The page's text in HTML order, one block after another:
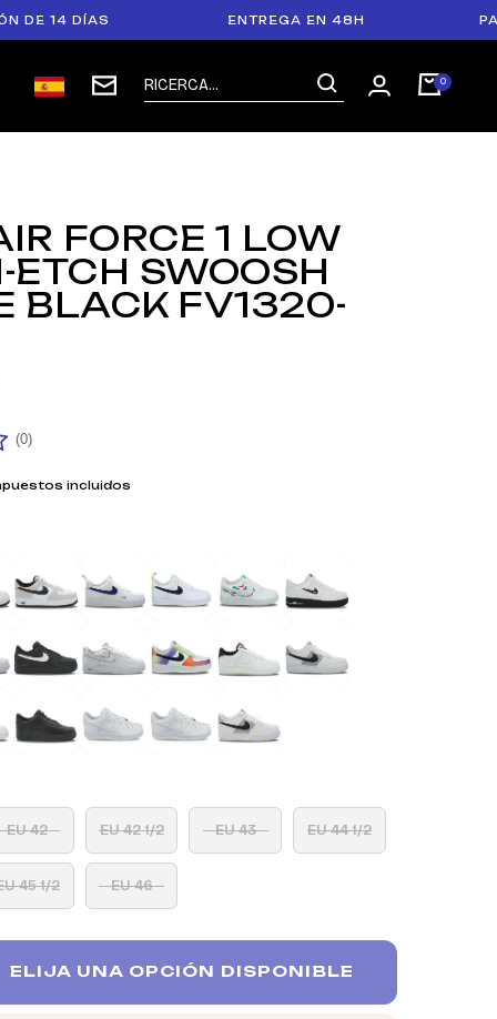
DÍAS ENTREGA EN 48H PAGO
FORCE 1 LOW
ETCH SWOOSH
BLACK FV1320-
(0)
incluidos
EU 42 EU 42 1/2 EU 43 EU 44 1/2
45 1/2 EU 46
ELIJA UNA OPCIÓN DISPONIBLE